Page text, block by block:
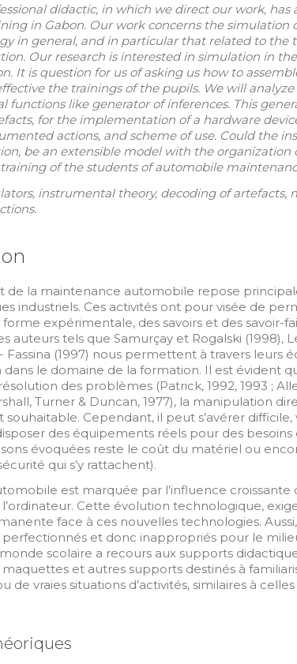
didactic, in which we direct our work, has
in Gabon. Our work concerns the simulation
in general, and in particular that related to the
Our research is interested in simulation in
It is question for us of asking us how to
the trainings of the pupils. We will
functions like generator of inferences. This
for the implementation of a hardware
actions, and scheme of use. Could the
be an extensible model with the organization
of the students of automobile
instrumental theory, decoding of artefacts,
de la maintenance automobile repose
industriels. Ces activités ont pour visée de
forme expérimentale, des savoirs et des savoir-
auteurs tels que Samurçay et Rogalski (1998),
Fassina (1997) nous permettent à travers leurs
dans le domaine de la formation. Il est évident
des problèmes (Patrick, 1992, 1993 ;
Turner & Duncan, 1977), la manipulation
souhaitable. Cependant, il peut s’avérer
des équipements réels pour des besoins
évoquées reste le coût du matériel ou
qui s’y rattachent).
est marquée par l’influence
Cette évolution technologique,
face à ces nouvelles technologies.
et donc inappropriés pour le
scolaire a recours aux supports
maquettes et autres supports destinés à
de vraies situations d’activités, similaires à